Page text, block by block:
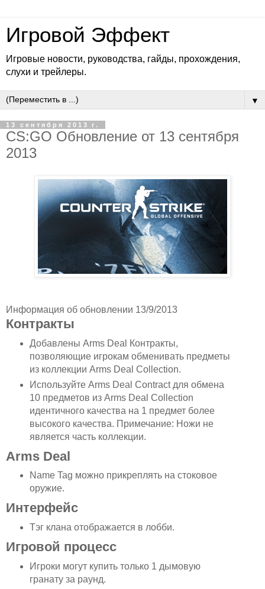
Игровой Эффект
Игровые новости, руководства, гайды, прохождения,
слухи и трейлеры.
▼
13 сентября 2013 г.
CS:GO Обновление от 13 сентября
2013
Информация об обновлении 13/9/2013
Контракты
Добавлены Arms Deal Контракты,
позволяющие игрокам обменивать предметы
из коллекции Arms Deal Collection.
Используйте Arms Deal Contract для обмена
10 предметов из Arms Deal Collection
идентичного качества на 1 предмет более
высокого качества. Примечание: Ножи не
является часть коллекции.
Arms Deal
Name Tag можно прикреплять на стоковое
оружие.
Интерфейс
Тэг клана отображается в лобби.
Игровой процесс
Игроки могут купить только 1 дымовую
гранату за раунд.